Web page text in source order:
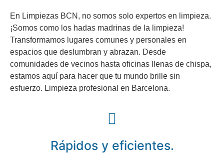
En Limpiezas BCN, no somos solo expertos en limpieza.
¡Somos como los hadas madrinas de la limpieza!
Transformamos lugares comunes y personales en
espacios que deslumbran y abrazan. Desde
comunidades de vecinos hasta oficinas llenas de chispa,
estamos aquí para hacer que tu mundo brille sin
esfuerzo. Limpieza profesional en Barcelona.
Rápidos y eficientes.